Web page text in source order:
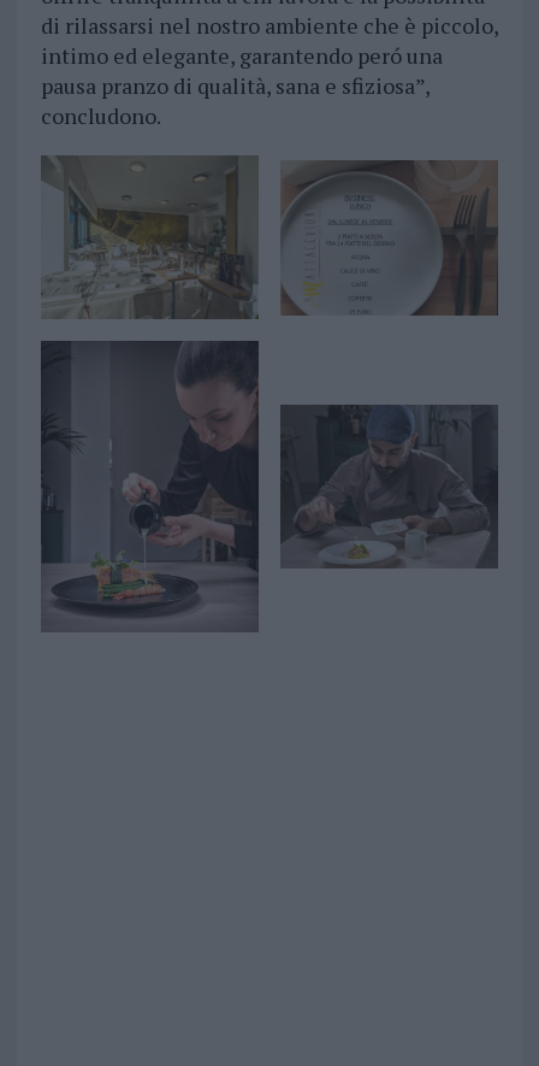
di rilassarsi nel nostro ambiente che è piccolo,
intimo ed elegante, garantendo peró una
pausa pranzo di qualità, sana e sfiziosa”,
concludono.